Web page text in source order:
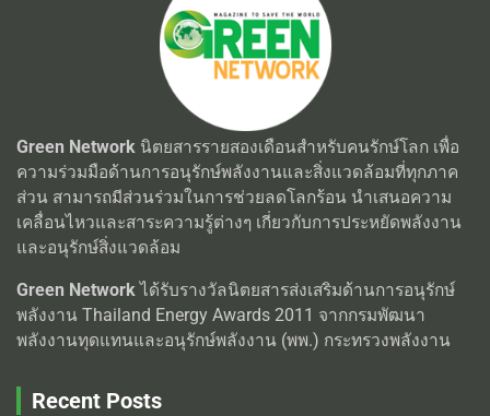
Green Network นิตยสารรายสองเดือนสำหรับคนรักษ์โลก เพื่อ
ความร่วมมือด้านการอนุรักษ์พลังงานและสิ่งแวดล้อมที่ทุกภาค
ส่วน สามารถมีส่วนร่วมในการช่วยลดโลกร้อน นำเสนอความ
เคลื่อนไหวและสาระความรู้ต่างๆ เกี่ยวกับการประหยัดพลังงาน
และอนุรักษ์สิ่งแวดล้อม
Green Networkได้รับรางวัลนิตยสารส่งเสริมด้านการอนุรักษ์
พลังงาน Thailand Energy Awards 2011 จากกรมพัฒนา
พลังงานทุดแทนและอนุรักษ์พลังงาน (พพ.) กระทรวงพลังงาน
Recent Posts